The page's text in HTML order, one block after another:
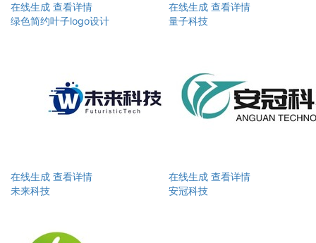
在线生成 查看详情
绿色简约叶子logo设计
在线生成 查看详情
量子科技
在线生成 查看详情
未来科技
在线生成 查看详情
安冠科技